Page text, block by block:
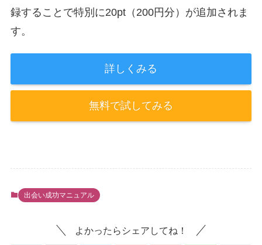
録することで特別に20pt（200円分）が追加されま
す。
詳しくみる
無料で試してみる
出会い成功マニュアル
よかったらシェアしてね！